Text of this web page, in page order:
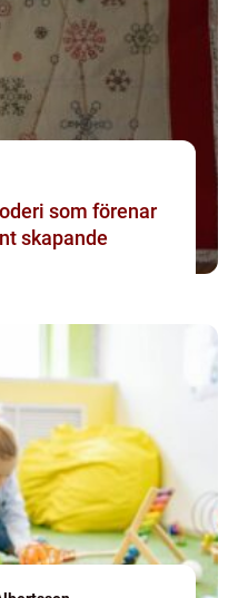
skapande